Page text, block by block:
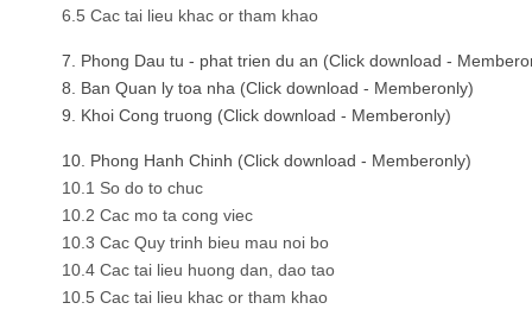
6.5 Cac tai lieu khac or tham khao
7. Phong Dau tu - phat trien du an (Click download -
8. Ban Quan ly toa nha (Click download - Memberonly)
9. Khoi Cong truong (Click download - Memberonly)
10. Phong Hanh Chinh (Click download - Memberonly)
10.1 So do to chuc
10.2 Cac mo ta cong viec
10.3 Cac Quy trinh bieu mau noi bo
10.4 Cac tai lieu huong dan, dao tao
10.5 Cac tai lieu khac or tham khao